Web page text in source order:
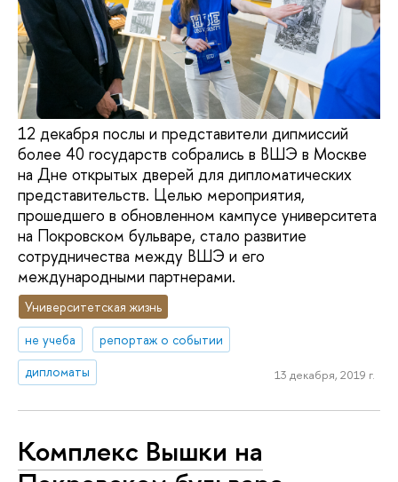
12 декабря послы и представители дипмиссий
более 40 государств собрались в ВШЭ в Москве
на Дне открытых дверей для дипломатических
представительств. Целью мероприятия,
прошедшего в обновленном кампусе университета
на Покровском бульваре, стало развитие
сотрудничества между ВШЭ и его
международными партнерами.
Университетская жизнь
не учеба
репортаж о событии
дипломаты
13 декабря, 2019 г.
Комплекс Вышки на